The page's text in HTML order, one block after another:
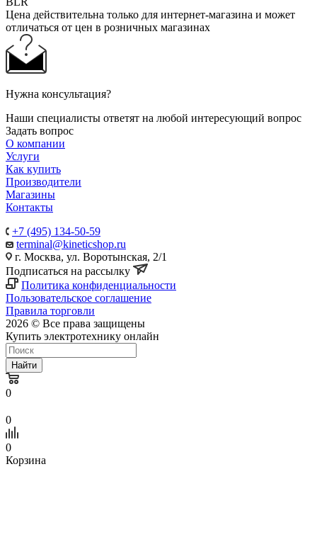
Цена действительна только для интернет-магазина и может
отличаться от цен в розничных магазинах
Нужна консультация?
Наши специалисты ответят на любой интересующий вопрос
Задать вопрос
О компании
Услуги
Как купить
Производители
Магазины
Контакты
+7 (495) 134-50-59
terminal@kineticshop.ru
г. Москва, ул. Воротынская, 2/1
Подписаться на рассылку
Политика конфиденциальности
Пользовательское соглашение
Правила торговли
2026 © Все права защищены
Купить электротехнику онлайн
Найти
0
0
0
Корзина